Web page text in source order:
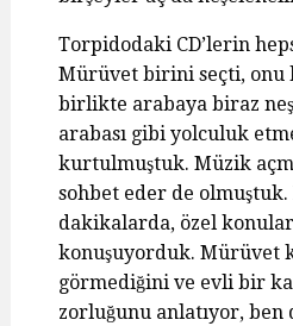
Torpidodaki CD’lerin
Mürüvet birini seçti, onu
birlikte arabaya biraz
arabası gibi yolculuk
kurtulmuştuk. Müzik
sohbet eder de
dakikalarda, özel
konuşuyorduk. Mürüvet
görmediğini ve evli bir
zorluğunu anlatıyor, ben